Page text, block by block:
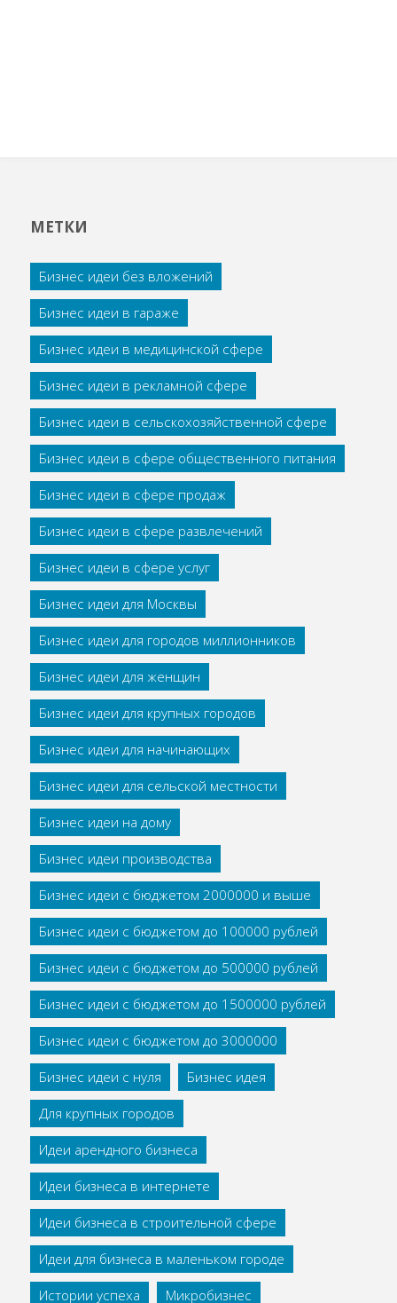
МЕТКИ
Бизнес идеи без вложений
Бизнес идеи в гараже
Бизнес идеи в медицинской сфере
Бизнес идеи в рекламной сфере
Бизнес идеи в сельскохозяйственной сфере
Бизнес идеи в сфере общественного питания
Бизнес идеи в сфере продаж
Бизнес идеи в сфере развлечений
Бизнес идеи в сфере услуг
Бизнес идеи для Москвы
Бизнес идеи для городов миллионников
Бизнес идеи для женщин
Бизнес идеи для крупных городов
Бизнес идеи для начинающих
Бизнес идеи для сельской местности
Бизнес идеи на дому
Бизнес идеи производства
Бизнес идеи с бюджетом 2000000 и выше
Бизнес идеи с бюджетом до 100000 рублей
Бизнес идеи с бюджетом до 500000 рублей
Бизнес идеи с бюджетом до 1500000 рублей
Бизнес идеи с бюджетом до 3000000
Бизнес идеи с нуля
Бизнес идея
Для крупных городов
Идеи арендного бизнеса
Идеи бизнеса в интернете
Идеи бизнеса в строительной сфере
Идеи для бизнеса в маленьком городе
Истории успеха
Микробизнес